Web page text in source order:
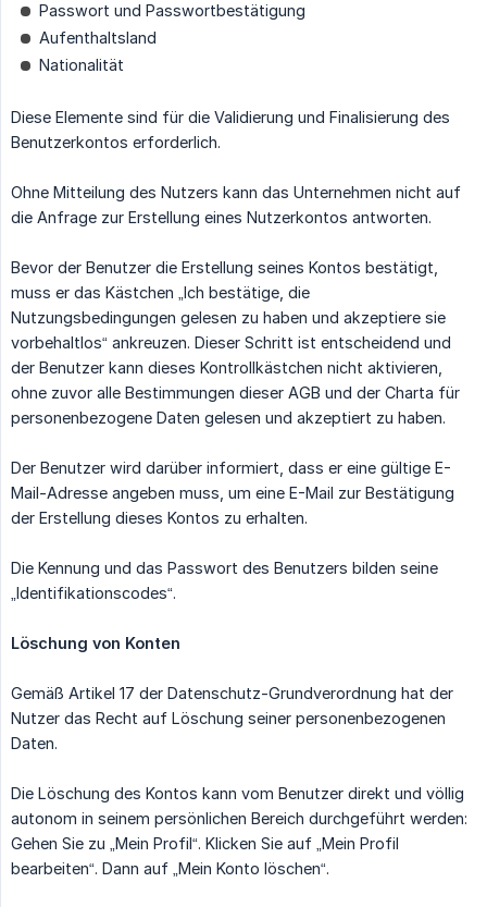
Passwort und Passwortbestätigung
Aufenthaltsland
Nationalität
Diese Elemente sind für die Validierung und Finalisierung des
Benutzerkontos erforderlich.
Ohne Mitteilung des Nutzers kann das Unternehmen nicht auf
die Anfrage zur Erstellung eines Nutzerkontos antworten.
Bevor der Benutzer die Erstellung seines Kontos bestätigt,
muss er das Kästchen „Ich bestätige, die
Nutzungsbedingungen gelesen zu haben und akzeptiere sie
vorbehaltlos“ ankreuzen. Dieser Schritt ist entscheidend und
der Benutzer kann dieses Kontrollkästchen nicht aktivieren,
ohne zuvor alle Bestimmungen dieser AGB und der Charta für
personenbezogene Daten gelesen und akzeptiert zu haben.
Der Benutzer wird darüber informiert, dass er eine gültige E-
Mail-Adresse angeben muss, um eine E-Mail zur Bestätigung
der Erstellung dieses Kontos zu erhalten.
Die Kennung und das Passwort des Benutzers bilden seine
„Identifikationscodes“.
Löschung von Konten
Gemäß Artikel 17 der Datenschutz-Grundverordnung hat der
Nutzer das Recht auf Löschung seiner personenbezogenen
Daten.
Die Löschung des Kontos kann vom Benutzer direkt und völlig
autonom in seinem persönlichen Bereich durchgeführt werden:
Gehen Sie zu „Mein Profil“. Klicken Sie auf „Mein Profil
bearbeiten“. Dann auf „Mein Konto löschen“.